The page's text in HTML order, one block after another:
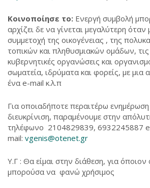
Κοινοποίησε το: Ενεργή συμβολή
αρχίζει δε να γίνεται μεγαλύτερη
συμμετοχή της οικογένειας , της
τοπικών και πληθυσμιακών ομάδων, τις
κυβερνητικές οργανώσεις και
σωματεία, ιδρύματα και φορείς, με μια
ένα e-mail κ.λ.π
Για οποιαδήποτε περαιτέρω
διευκρίνιση, παραμένουμε στην
τηλέφωνο 2104829839, 6932245887
mail: vgenis@otenet.gr
Υ.Γ : Θα είμαι στην διάθεση, για
μπορούσα να φανώ χρήσιμος